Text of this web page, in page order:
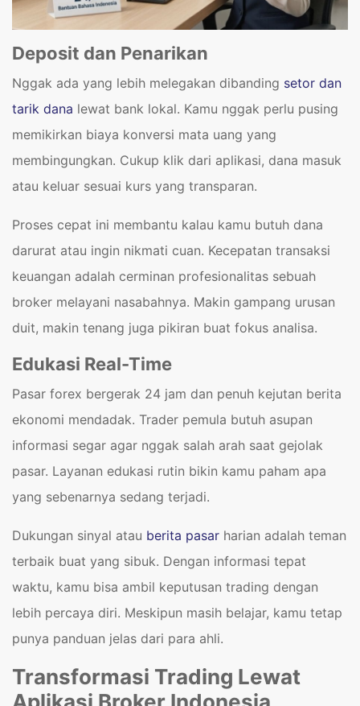
Deposit dan Penarikan
Nggak ada yang lebih melegakan dibanding setor dan
tarik dana lewat bank lokal. Kamu nggak perlu pusing
memikirkan biaya konversi mata uang yang
membingungkan. Cukup klik dari aplikasi, dana masuk
atau keluar sesuai kurs yang transparan.
Proses cepat ini membantu kalau kamu butuh dana
darurat atau ingin nikmati cuan. Kecepatan transaksi
keuangan adalah cerminan profesionalitas sebuah
broker melayani nasabahnya. Makin gampang urusan
duit, makin tenang juga pikiran buat fokus analisa.
Edukasi Real-Time
Pasar forex bergerak 24 jam dan penuh kejutan berita
ekonomi mendadak. Trader pemula butuh asupan
informasi segar agar nggak salah arah saat gejolak
pasar. Layanan edukasi rutin bikin kamu paham apa
yang sebenarnya sedang terjadi.
Dukungan sinyal atau berita pasar harian adalah teman
terbaik buat yang sibuk. Dengan informasi tepat
waktu, kamu bisa ambil keputusan trading dengan
lebih percaya diri. Meskipun masih belajar, kamu tetap
punya panduan jelas dari para ahli.
Transformasi Trading Lewat